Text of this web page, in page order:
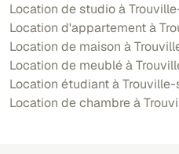
Location de studio à
Location d'appartement à
Location de maison à
Location de meublé à
Location étudiant à
Location de chambre à